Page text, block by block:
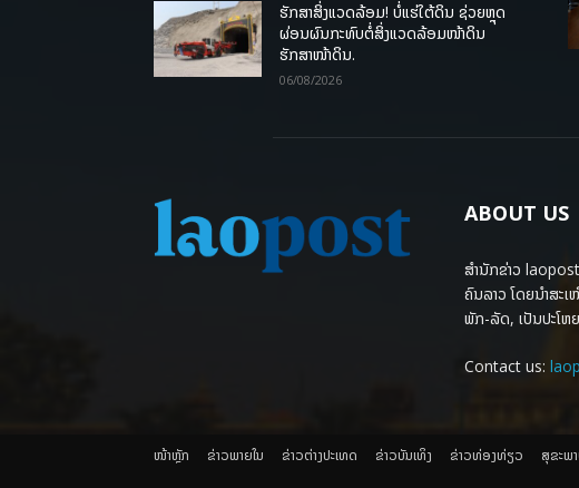
ຮັກສາສິ່ງແວດລ້ອມ! ບໍ່ແຮ່ໃຕ້ດິນ ຊ່ວຍຫຼຸດ
ຜ່ອນຜົນກະທົບຕໍ່ສິ່ງແວດລ້ອມໜ້າດິນ
ຮັກສາໜ້າດິນ.
06/08/2026
ABOUT US
ສຳນັກຂ່າວ
ຄົນລາວ ໂດຍນຳສະ
ພັກ-ລັດ, ເປັນປະໂຫ
Contact us:
ໜ້າຫຼັກ ຂ່າວພາຍ​ໃນ ຂ່າວຕ່າງປະເທດ ​ຂ່າວບັນເທິງ ​ຂ່າວທ່ອງທ່ຽວ ສຸຂະພ